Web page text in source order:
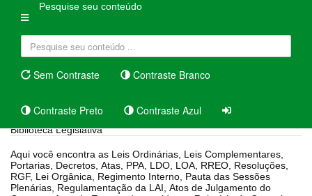
Pesquise seu conteúdo
Sem Contraste Contraste Branco
Contraste Preto Contraste Azul
Biblioteca Legislativa
Aqui você encontra as Leis Ordinárias, Leis Complementares,
Portarias, Decretos, Atas, PPA, LDO, LOA, RREO, Resoluções,
RGF, Lei Orgânica, Regimento Interno, Pauta das Sessões
Plenárias, Regulamentação da LAI, Atos de Julgamento do